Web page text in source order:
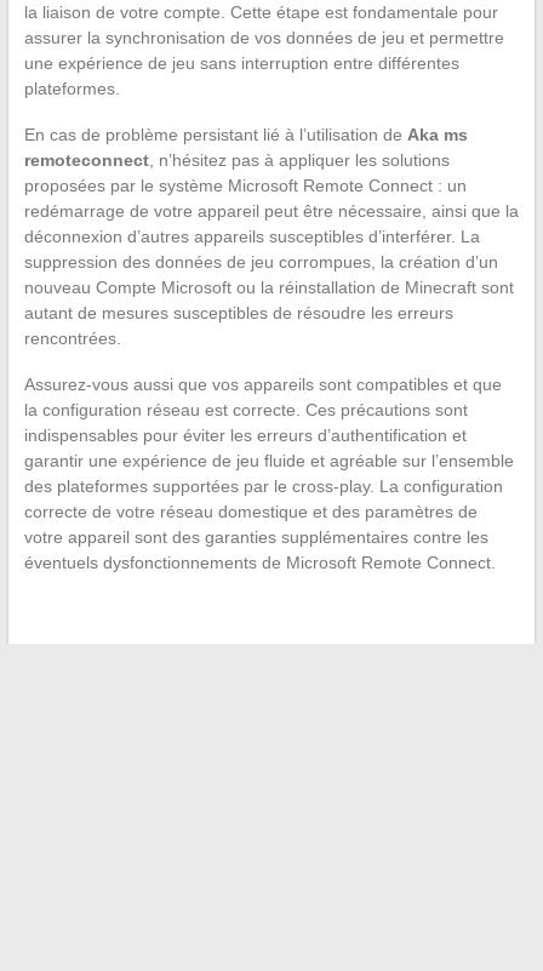
la liaison de votre compte. Cette étape est fondamentale pour
assurer la synchronisation de vos données de jeu et permettre
une expérience de jeu sans interruption entre différentes
plateformes.
En cas de problème persistant lié à l’utilisation de Aka ms
remoteconnect, n’hésitez pas à appliquer les solutions
proposées par le système Microsoft Remote Connect : un
redémarrage de votre appareil peut être nécessaire, ainsi que la
déconnexion d’autres appareils susceptibles d’interférer. La
suppression des données de jeu corrompues, la création d’un
nouveau Compte Microsoft ou la réinstallation de Minecraft sont
autant de mesures susceptibles de résoudre les erreurs
rencontrées.
Assurez-vous aussi que vos appareils sont compatibles et que
la configuration réseau est correcte. Ces précautions sont
indispensables pour éviter les erreurs d’authentification et
garantir une expérience de jeu fluide et agréable sur l’ensemble
des plateformes supportées par le cross-play. La configuration
correcte de votre réseau domestique et des paramètres de
votre appareil sont des garanties supplémentaires contre les
éventuels dysfonctionnements de Microsoft Remote Connect.